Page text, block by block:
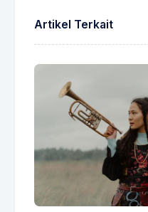
Artikel Terkait